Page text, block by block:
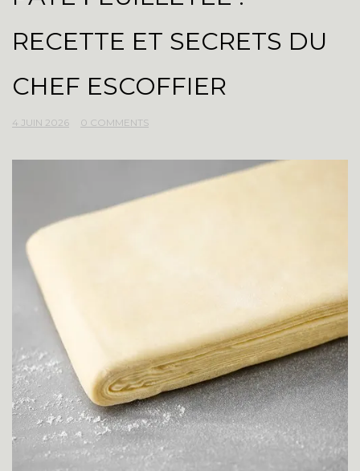
RECETTE ET SECRETS DU
CHEF ESCOFFIER
4 JUIN 2026 0 COMMENTS